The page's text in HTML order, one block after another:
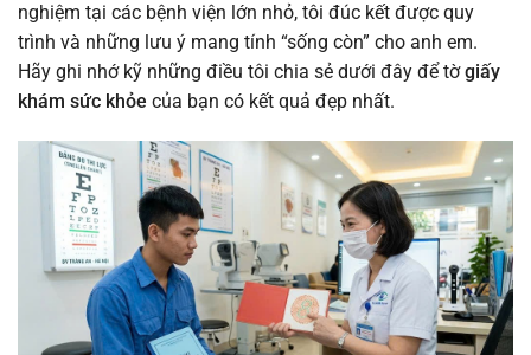
nghiệm tại các bệnh viện lớn nhỏ, tôi đúc kết được quy
trình và những lưu ý mang tính “sống còn” cho anh em.
Hãy ghi nhớ kỹ những điều tôi chia sẻ dưới đây để tờgiấy
khám sức khỏe của bạn có kết quả đẹp nhất.